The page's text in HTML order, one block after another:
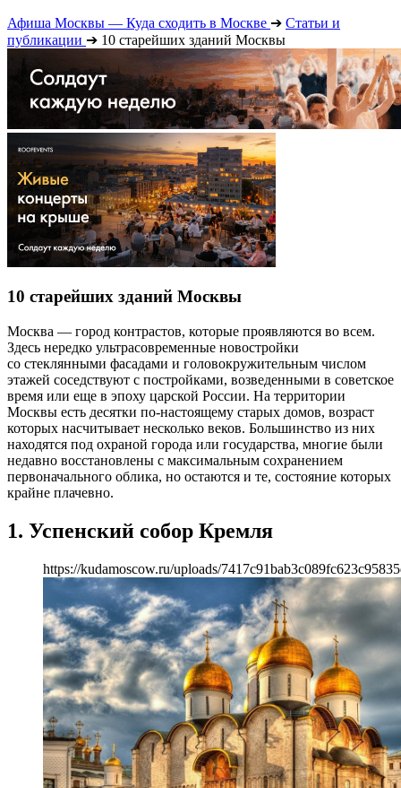
Афиша Москвы — Куда сходить в Москве ➔ Статьи и
публикации ➔ 10 старейших зданий Москвы
10 старейших зданий Москвы
Москва — город контрастов, которые проявляются во всем.
Здесь нередко ультрасовременные новостройки
со стеклянными фасадами и головокружительным числом
этажей соседствуют с постройками, возведенными в советское
время или еще в эпоху царской России. На территории
Москвы есть десятки по-настоящему старых домов, возраст
которых насчитывает несколько веков. Большинство из них
находятся под охраной города или государства, многие были
недавно восстановлены с максимальным сохранением
первоначального облика, но остаются и те, состояние которых
крайне плачевно.
1. Успенский собор Кремля
https://kudamoscow.ru/uploads/